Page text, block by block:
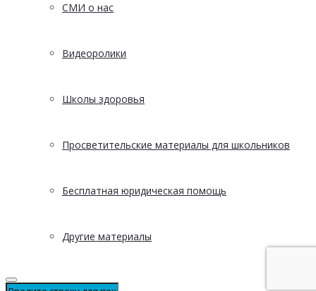
СМИ о нас
Видеоролики
Школы здоровья
Просветительские материалы для школьников
Бесплатная юридическая помощь
Другие материалы